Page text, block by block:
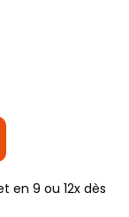
en 9 ou 12x dès